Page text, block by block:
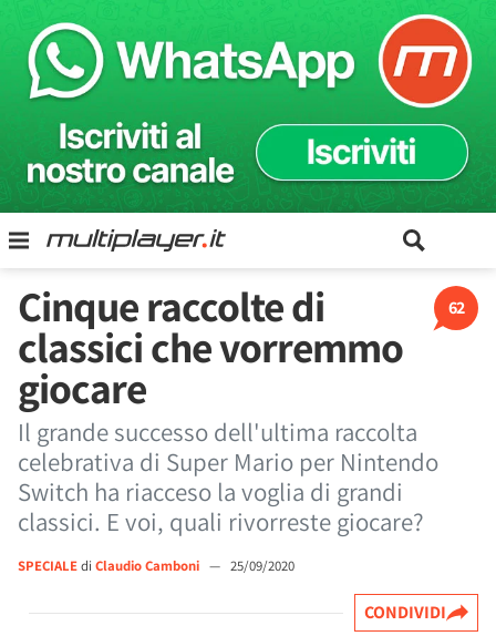
62
Cinque raccolte di
classici che vorremmo
giocare
Il grande successo dell'ultima raccolta
celebrativa di Super Mario per Nintendo
Switch ha riacceso la voglia di grandi
classici. E voi, quali rivorreste giocare?
SPECIALEdi Claudio Camboni — 25/09/2020
CONDIVIDI